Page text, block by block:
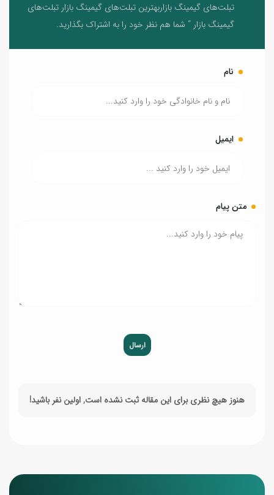
تبلت‌های گیمینگ بازاربهترین تبلت‌های گیمینگ بازار تبلت‌های
گیمینگ بازار “ شما هم نظر خود را به اشتراک بگذارید.
نام
ایمیل
متن پیام
ارسال
هنوز هیچ نظری برای این مقاله ثبت نشده است, اولین نفر باشید!